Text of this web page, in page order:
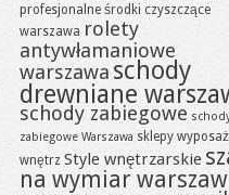
profesjonalne środki czyszczące
warszawa rolety
antywłamaniowe
warszawa schody
drewniane
schody zabiegowe
zabiegowe Warszawa sklepy
wnętrz Style wnętrzarskie
na wymiar